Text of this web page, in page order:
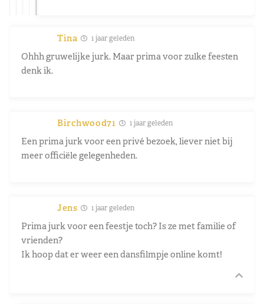
Tina 1 jaar geleden
Ohhh gruwelijke jurk. Maar prima voor zulke feesten
denk ik.
Birchwood71 1 jaar geleden
Een prima jurk voor een privé bezoek, liever niet bij
meer officiële gelegenheden.
Jens 1 jaar geleden
Prima jurk voor een feestje toch? Is ze met familie of
vrienden?
Ik hoop dat er weer een dansfilmpje online komt!